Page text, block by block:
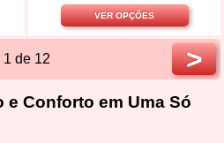
VER OPÇÕES
1 de 12 >
Conforto em Uma Só